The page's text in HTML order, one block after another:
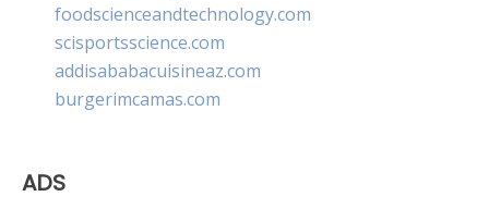
foodscienceandtechnology.com
scisportsscience.com
addisababacuisineaz.com
burgerimcamas.com
ADS